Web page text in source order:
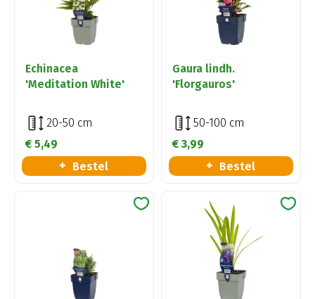
Echinacea
'Meditation White'
20-50 cm
€ 5,49
Bestel
Gaura lindh.
'Florgauros'
50-100 cm
€ 3,99
Bestel